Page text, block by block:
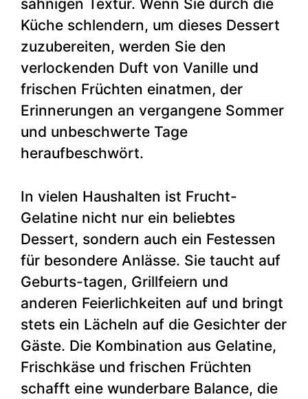
sahnigen Textur. Wenn Sie durch die
Küche schlendern, um dieses Dessert
zuzubereiten, werden Sie den
verlockenden Duft von Vanille und
frischen Früchten einatmen, der
Erinnerungen an vergangene Sommer
und unbeschwerte Tage
heraufbeschwört.
In vielen Haushalten ist Frucht-
Gelatine nicht nur ein beliebtes
Dessert, sondern auch ein Festessen
für besondere Anlässe. Sie taucht auf
Geburts-tagen, Grillfeiern und
anderen Feierlichkeiten auf und bringt
stets ein Lächeln auf die Gesichter der
Gäste. Die Kombination aus Gelatine,
Frischkäse und frischen Früchten
schafft eine wunderbare Balance, die